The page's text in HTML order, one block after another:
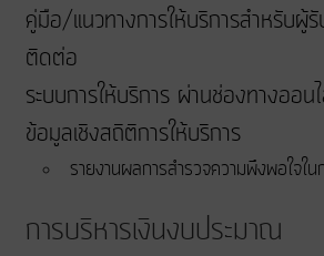
คู่มือ/แนวทางการให้บริการสำหรับผู้
ติดต่อ
ระบบการให้บริการ ผ่านช่องทางออ
ข้อมูลเชิงสถิติการให้บริการ
รายงานผลการสำรวจความพึงพอใจใน
การบริหารเงินงบประมาณ